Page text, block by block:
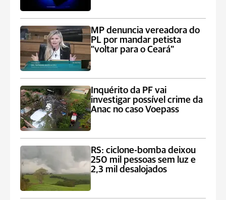
MP denuncia vereadora do
PL por mandar petista
“voltar para o Ceará”
Inquérito da PF vai
investigar possível crime da
Anac no caso Voepass
RS: ciclone-bomba deixou
250 mil pessoas sem luz e
2,3 mil desalojados